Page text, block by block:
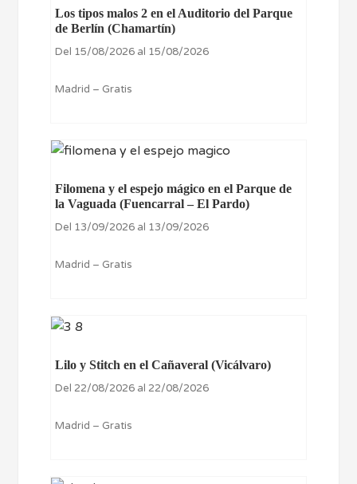
Los tipos malos 2 en el Auditorio del Parque
de Berlín (Chamartín)
Del 15/08/2026 al 15/08/2026
Madrid – Gratis
Filomena y el espejo mágico en el Parque de
la Vaguada (Fuencarral – El Pardo)
Del 13/09/2026 al 13/09/2026
Madrid – Gratis
Lilo y Stitch en el Cañaveral (Vicálvaro)
Del 22/08/2026 al 22/08/2026
Madrid – Gratis